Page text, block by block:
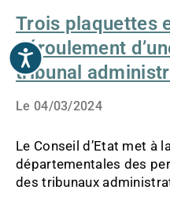
Accessibilité
Trois plaquettes
déroulement
tribunal
Le 04/03/2024
Le Conseil d’Etat met à
départementales des
des tribunaux
FALC
LE
DÉROULEMENT
D’UNE
AUDIENCE
DANS
TRIBUNAL
ADMINISTRATIF